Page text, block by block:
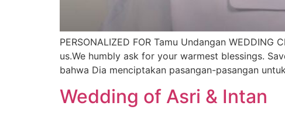
PERSONALIZED FOR Tamu Undangan
us.We humbly ask for your warmest blessings.
bahwa Dia menciptakan pasangan-pasangan
Wedding of Asri & Intan